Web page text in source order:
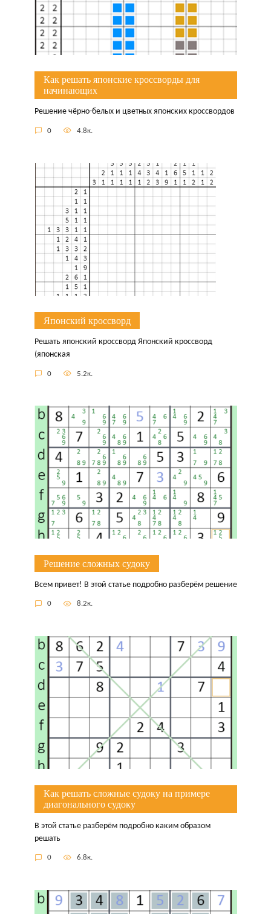
Как решать японские кроссворды для
начинающих
Решение чёрно-белых и цветных японских кроссвордов
0 4.8к.
Японский кроссворд
Решать японский кроссворд Японский кроссворд
(японская
0 5.2к.
Решение сложных судоку
Всем привет! В этой статье подробно разберём решение
0 8.2к.
Как решать сложные судоку на примере
диагонального судоку
В этой статье разберём подробно каким образом
решать
0 6.8к.